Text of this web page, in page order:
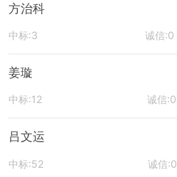
方治科
中标:3 诚信:0
姜璇
中标:12 诚信:0
吕文运
中标:52 诚信:0